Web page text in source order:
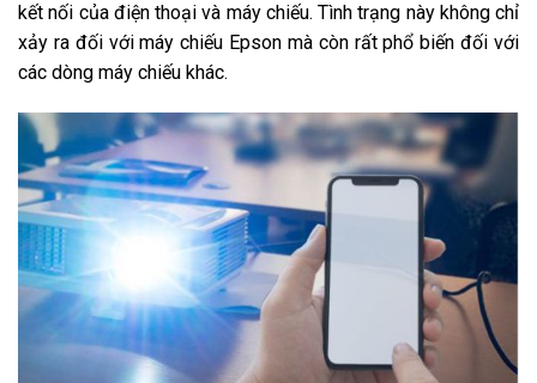
kết nối của điện thoại và máy chiếu. Tình trạng này không chỉ
xảy ra đối với máy chiếu Epson mà còn rất phổ biến đối với
các dòng máy chiếu khác.